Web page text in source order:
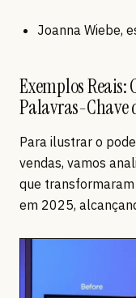
Joanna Wiebe,
Exemplos Reais:
Palavras-Chave
Para ilustrar o
vendas, vamos
que
em 2025,